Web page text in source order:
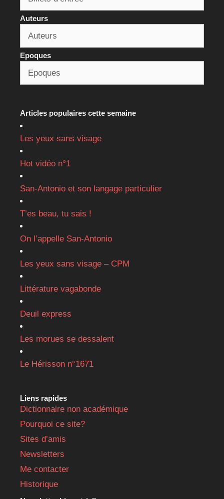
Auteurs
Epoques
Articles populaires cette semaine
Les yeux sans visage
Hot vidéo n°1
San-Antonio et son langage particulier
T’es beau, tu sais !
On l’appelle San-Antonio
Les yeux sans visage – CPM
Littérature vagabonde
Deuil express
Les morues se dessalent
Le Hérisson n°1671
Liens rapides
Dictionnaire non académique
Pourquoi ce site?
Sites d’amis
Newsletters
Me contacter
Historique